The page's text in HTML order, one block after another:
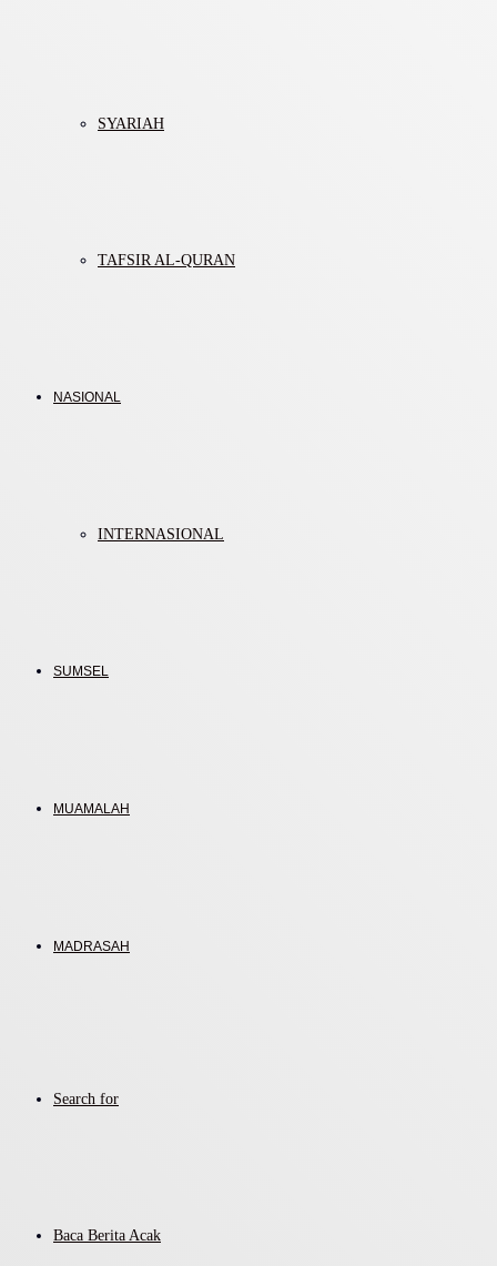
SYARIAH
TAFSIR AL-QURAN
NASIONAL
INTERNASIONAL
SUMSEL
MUAMALAH
MADRASAH
Search for
Baca Berita Acak